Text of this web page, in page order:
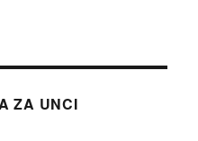
ZA UNCI